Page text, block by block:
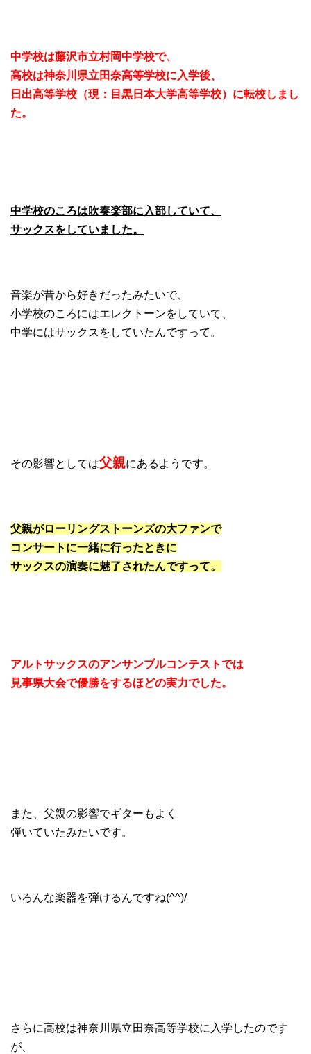
中学校は藤沢市立村岡中学校で、
高校は神奈川県立田奈高等学校に入学後、
日出高等学校（現：目黒日本大学高等学校）に転校しまし
た。
中学校のころは吹奏楽部に入部していて、
サックスをしていました。
音楽が昔から好きだったみたいで、
小学校のころにはエレクトーンをしていて、
中学にはサックスをしていたんですって。
その影響としては父親にあるようです。
父親がローリングストーンズの大ファンで
コンサートに一緒に行ったときに
サックスの演奏に魅了されたんですって。
アルトサックスのアンサンブルコンテストでは
見事県大会で優勝をするほどの実力でした。
また、父親の影響でギターもよく
弾いていたみたいです。
いろんな楽器を弾けるんですね(^^)/
さらに高校は神奈川県立田奈高等学校に入学したのです
が、